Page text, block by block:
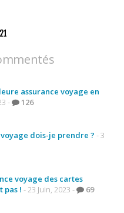
articles
assurance voyage en
- 126
dois-je prendre ? - 3
voyage des cartes
pas ! - 23 Juin, 2023 - 69